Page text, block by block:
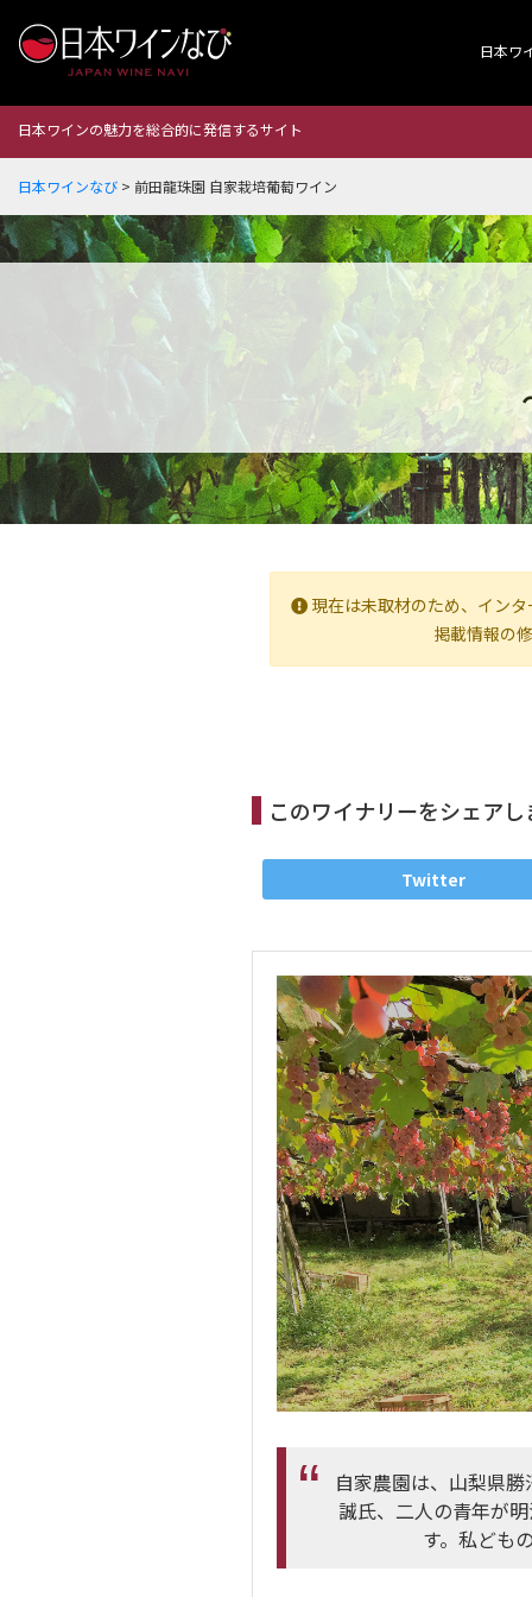
日本ワ
日本ワインの魅力を総合的に発信するサイト
日本ワインなび > 前田龍珠園 自家栽培葡萄ワイン
現在は未取材のため、イン
掲載情報の
このワイナリーをシェア
Twitter
自家農園は、山梨県
誠氏、二人の青年が
す。私ども